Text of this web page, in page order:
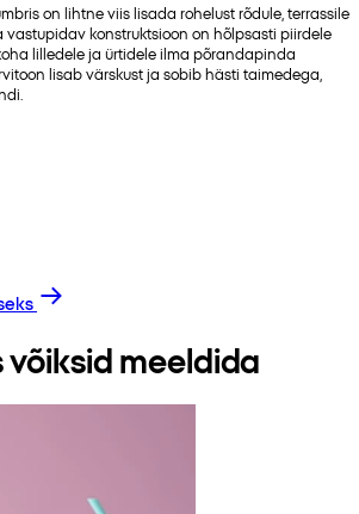
on lihtne viis lisada rohelust rõdule, terrassile
vastupidav konstruktsioon on hõlpsasti piirdele
lilledele ja ürtidele ilma põrandapinda
lisab värskust ja sobib hästi taimedega,
võiksid meeldida